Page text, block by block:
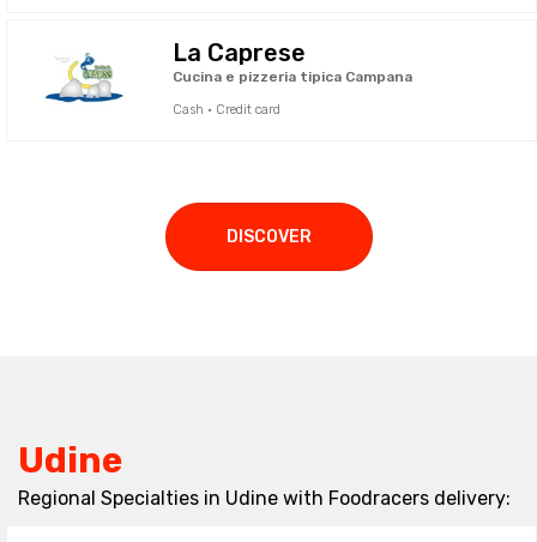
La Caprese
Cucina e pizzeria tipica Campana
Cash · Credit card
DISCOVER
Udine
Regional Specialties in Udine with Foodracers delivery: